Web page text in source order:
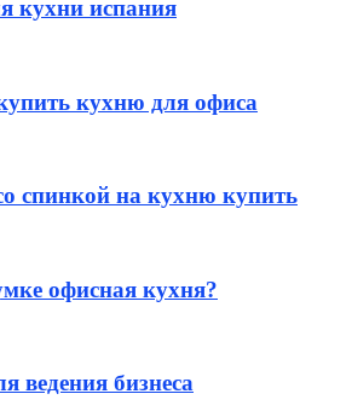
кухни испания
кухню для офиса
спинкой на кухню купить
офисная кухня?
ведения бизнеса